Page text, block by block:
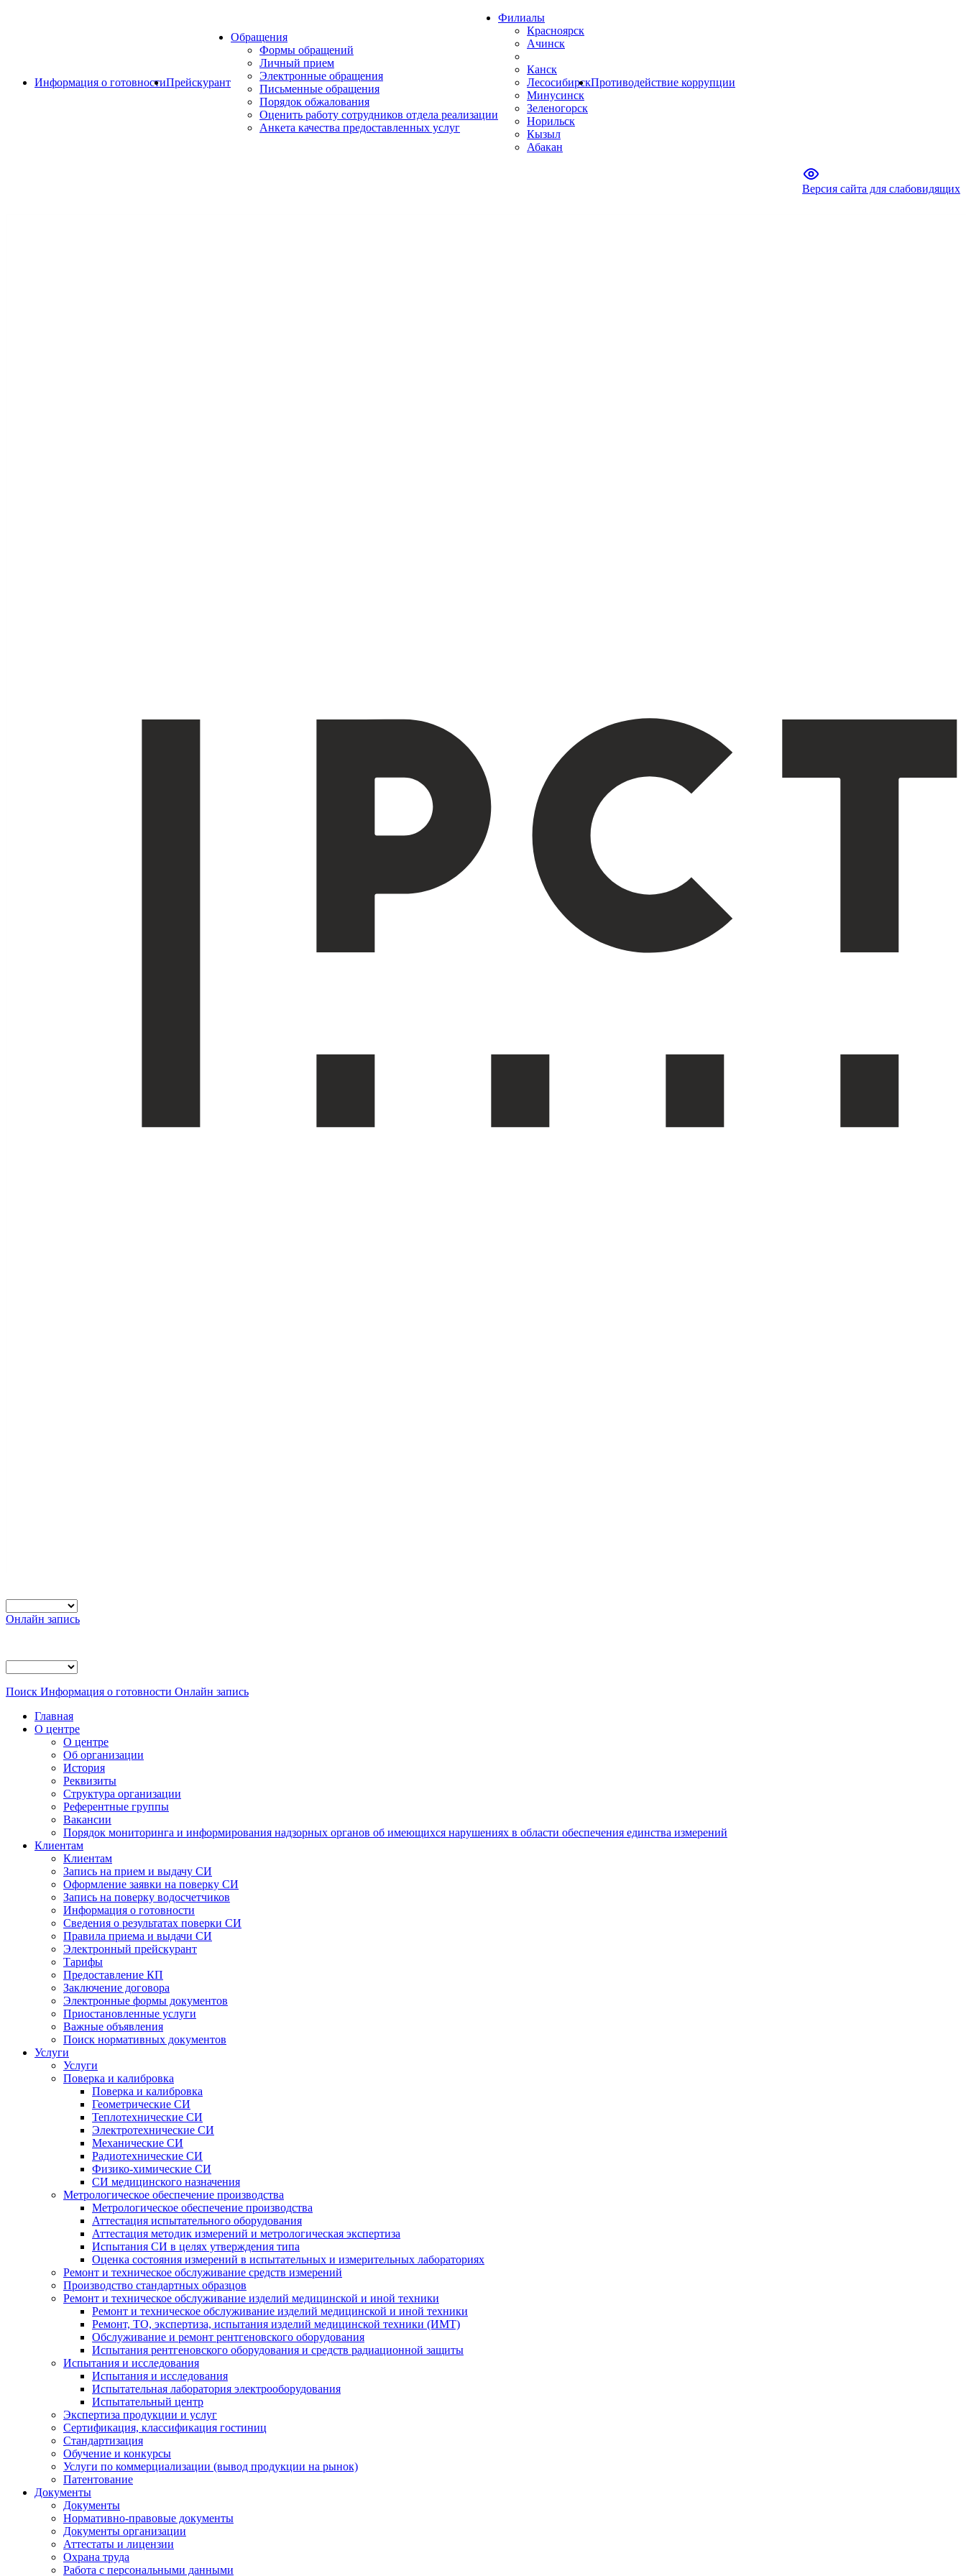
Информация о готовностиПрейскурант
Обращения
Формы обращений
Личный прием
Электронные обращения
Письменные обращения
Порядок обжалования
Оценить работу сотрудников отдела реализации
Анкета качества предоставленных услуг
Филиалы
Красноярск
Ачинск
Канск
Лесосибирск
Минусинск
Зеленогорск
Норильск
Кызыл
Абакан
Противодействие коррупции
Версия сайта для слабовидящих
Онлайн запись
Поиск Информация о готовности Онлайн запись
Главная
О центре
О центре
Об организации
История
Реквизиты
Структура организации
Референтные группы
Вакансии
Порядок мониторинга и информирования надзорных органов об имеющихся нарушениях в области обеспечения единства измерений
Клиентам
Клиентам
Запись на прием и выдачу СИ
Оформление заявки на поверку СИ
Запись на поверку водосчетчиков
Информация о готовности
Сведения о результатах поверки СИ
Правила приема и выдачи СИ
Электронный прейскурант
Тарифы
Предоставление КП
Заключение договора
Электронные формы документов
Приостановленные услуги
Важные объявления
Поиск нормативных документов
Услуги
Услуги
Поверка и калибровка
Поверка и калибровка
Геометрические СИ
Теплотехнические СИ
Электротехнические СИ
Механические СИ
Радиотехнические СИ
Физико-химические СИ
СИ медицинского назначения
Метрологическое обеспечение производства
Метрологическое обеспечение производства
Аттестация испытательного оборудования
Аттестация методик измерений и метрологическая экспертиза
Испытания СИ в целях утверждения типа
Оценка состояния измерений в испытательных и измерительных лабораториях
Ремонт и техническое обслуживание средств измерений
Производство стандартных образцов
Ремонт и техническое обслуживание изделий медицинской и иной техники
Ремонт и техническое обслуживание изделий медицинской и иной техники
Ремонт, ТО, экспертиза, испытания изделий медицинской техники (ИМТ)
Обслуживание и ремонт рентгеновского оборудования
Испытания рентгеновского оборудования и средств радиационной защиты
Испытания и исследования
Испытания и исследования
Испытательная лаборатория электрооборудования
Испытательный центр
Экспертиза продукции и услуг
Сертификация, классификация гостиниц
Стандартизация
Обучение и конкурсы
Услуги по коммерциализации (вывод продукции на рынок)
Патентование
Документы
Документы
Нормативно-правовые документы
Документы организации
Аттестаты и лицензии
Охрана труда
Работа с персональными данными